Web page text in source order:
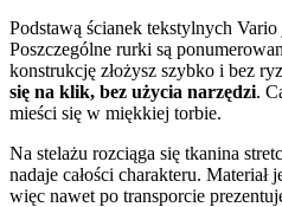
Podstawą ścianek tekstylnych
Poszczególne rurki są
konstrukcję złożysz szybko i bez
się na klik, bez użycia narzędzi.
mieści się w miękkiej torbie.
Na stelażu rozciąga się tkanina
nadaje całości charakteru. Materiał
więc nawet po transporcie